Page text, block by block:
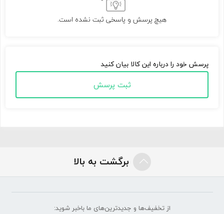
هیچ پرسش و پاسخی ثبت نشده است.
پرسش خود را درباره این کالا بیان کنید
ثبت پرسش
برگشت به بالا
از تخفیف‌ها و جدیدترین‌های ما‌ باخبر شوید: